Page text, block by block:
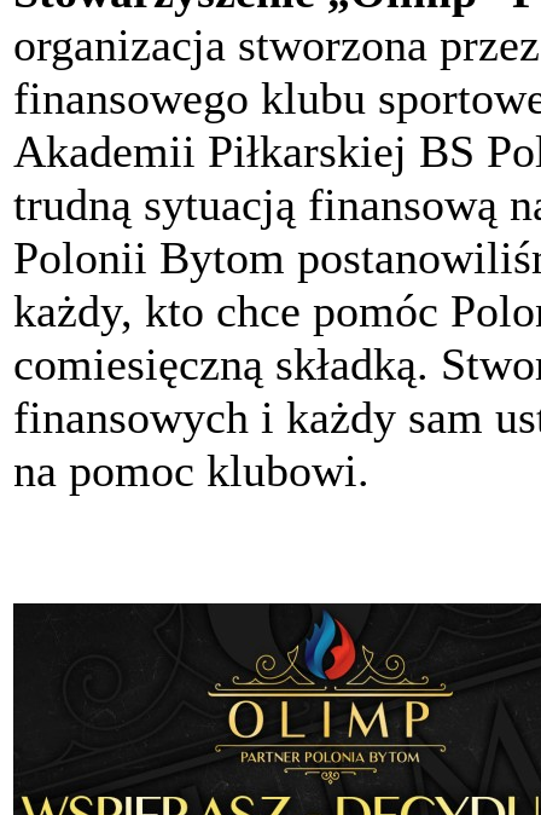
organizacja stworzona
finansowego klubu
Akademii Piłkarskiej BS
trudną sytuacją finansową
Polonii Bytom
każdy, kto chce pomóc
comiesięczną składką.
finansowych i każdy sam
na pomoc klubowi.